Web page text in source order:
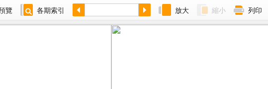
覽 各期索引 放大 縮小 列印